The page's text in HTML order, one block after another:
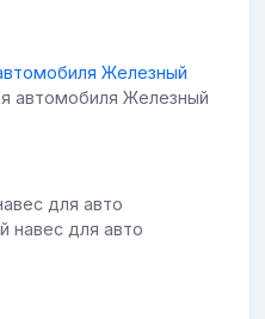
автомобиля Железный
навес для авто